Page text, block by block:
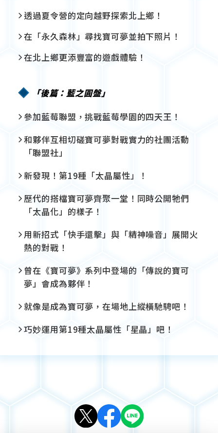
透過夏令營的定向越野探索北上鄉！
在「永久森林」尋找寶可夢並拍下照片！
在北上鄉更添豐富的遊戲體驗！
「後篇：藍之圓盤」
參加藍莓聯盟，挑戰藍莓學園的四天王！
和夥伴互相切磋寶可夢對戰實力的社團活動
「聯盟社」
新發現！第19種「太晶屬性」！
歷代的搭檔寶可夢齊聚一堂！同時公開牠們
「太晶化」的樣子！
用新招式「快手還擊」與「精神噪音」展開火
熱的對戰！
曾在《寶可夢》系列中登場的「傳說的寶可
夢」會成為夥伴！
就像是成為寶可夢，在場地上縱橫馳騁吧！
巧妙運用第19種太晶屬性「星晶」吧！